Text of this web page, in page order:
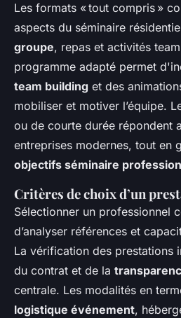
Les formats « tout compris »
aspects du séminaire
groupe, repas et activités
programme adapté permet
team building et des
mobiliser et motiver l’équipe.
ou de courte durée répondent
entreprises modernes, tout en
objectifs séminaire
Critères de choix d’un
Sélectionner un professionnel
d’analyser références et
La vérification des prestations
du contrat et de la
centrale. Les modalités en
logistique événement,